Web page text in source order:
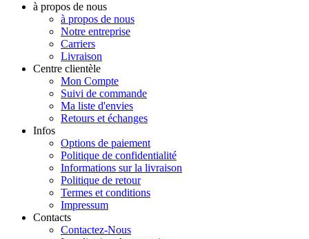
à propos de nous
à propos de nous
Notre entreprise
Carriers
Livraison
Centre clientèle
Mon Compte
Suivi de commande
Ma liste d'envies
Retours et échanges
Infos
Options de paiement
Politique de confidentialité
Informations sur la livraison
Politique de retour
Termes et conditions
Impressum
Contacts
Contactez-Nous